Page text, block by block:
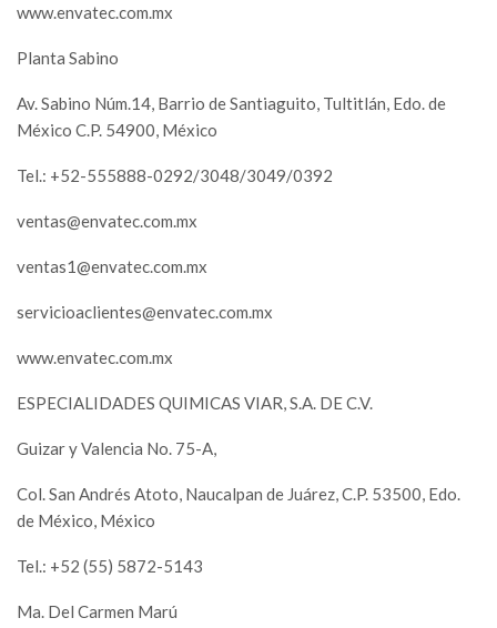
www.envatec.com.mx
Planta Sabino
Av. Sabino Núm.14, Barrio de Santiaguito, Tultitlán, Edo. de
México C.P. 54900, México
Tel.: +52-555888-0292/3048/3049/0392
ventas@envatec.com.mx
ventas1@envatec.com.mx
servicioaclientes@envatec.com.mx
www.envatec.com.mx
ESPECIALIDADES QUIMICAS VIAR, S.A. DE C.V.
Guizar y Valencia No. 75-A,
Col. San Andrés Atoto, Naucalpan de Juárez, C.P. 53500, Edo.
de México, México
Tel.: +52 (55) 5872-5143
Ma. Del Carmen Marú